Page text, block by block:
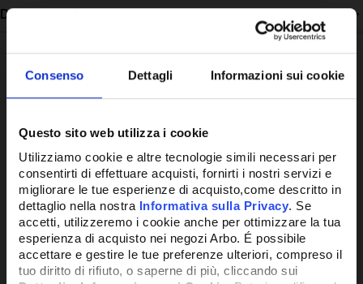
Consenso Dettagli Informazioni sui cookie
Questo sito web utilizza i cookie
Utilizziamo cookie e altre tecnologie simili necessari per
consentirti di effettuare acquisti, fornirti i nostri servizi e
migliorare le tue esperienze di acquisto,come descritto in
dettaglio nella nostra Informativa sulla Privacy. Se
accetti, utilizzeremo i cookie anche per ottimizzare la tua
esperienza di acquisto nei negozi Arbo. É possibile
accettare e gestire le tue preferenze ulteriori, compreso il
tuo diritto di rifiuto, o saperne di più, cliccando sui
Disponibilità
Potrebbe anche interessarti